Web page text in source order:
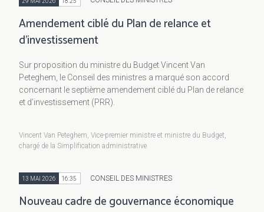
Amendement ciblé du Plan de relance et
d’investissement
Sur proposition du ministre du Budget Vincent Van
Peteghem, le Conseil des ministres a marqué son accord
concernant le septième amendement ciblé du Plan de relance
et d’investissement (PRR).
Vincent Van Peteghem, Vice-premier ministre et ministre du Budget,
chargé de la Simplification administrative
13 MAI 2026 16:35 CONSEIL DES MINISTRES
Nouveau cadre de gouvernance économique